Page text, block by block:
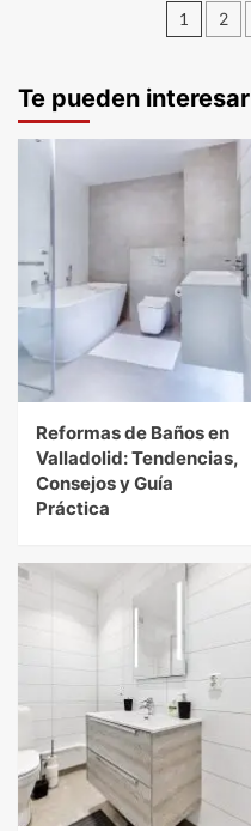
1 2
Te pueden interesar
Reformas de Baños en
Valladolid: Tendencias,
Consejos y Guía
Práctica